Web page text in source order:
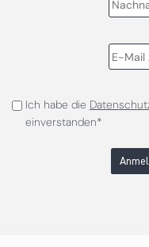
Ich habe die
einverstanden*